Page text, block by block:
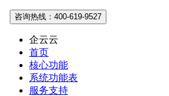
咨询热线：400-619-9527
企云云
首页
核心功能
系统功能表
服务支持